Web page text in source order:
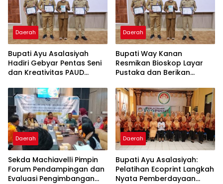
Daerah
Bupati Ayu Asalasiyah
Hadiri Gebyar Pentas Seni
dan Kreativitas PAUD
Kanan
Daerah
Bupati Way Kanan
Resmikan Bioskop Layar
Pustaka dan Berikan
Menulis
Daerah
Sekda Machiavelli Pimpin
Forum Pendampingan dan
Evaluasi Pengimbangan
Daerah
Bupati Ayu Asalasiyah:
Pelatihan Ecoprint Langkah
Nyata Pemberdayaan